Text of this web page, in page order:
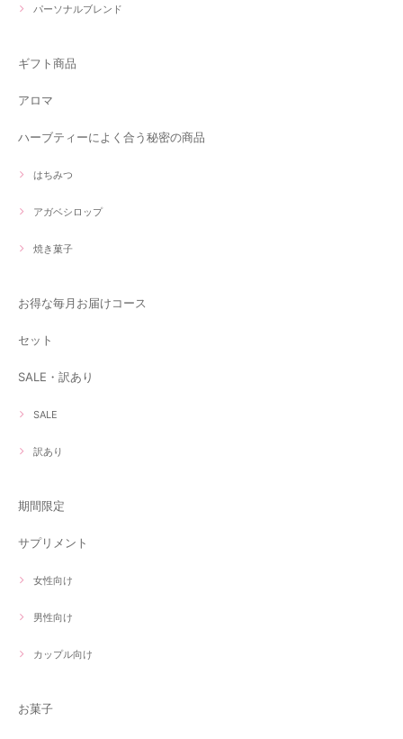
パーソナルブレンド
ギフト商品
アロマ
ハーブティーによく合う秘密の商品
はちみつ
アガベシロップ
焼き菓子
お得な毎月お届けコース
セット
SALE・訳あり
SALE
訳あり
期間限定
サプリメント
女性向け
男性向け
カップル向け
お菓子